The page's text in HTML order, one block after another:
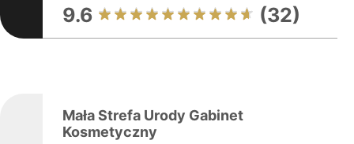
9.6 (32)
Mała Strefa Urody Gabinet
Kosmetyczny